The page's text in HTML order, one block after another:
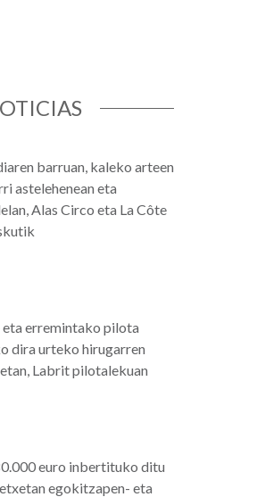
barruan, kaleko arteen
astelehenean eta
Alas Circo eta La Côte
eta erremintako pilota
dira urteko hirugarren
Labrit pilotalekuan
euro inbertituko ditu
egokitzapen- eta